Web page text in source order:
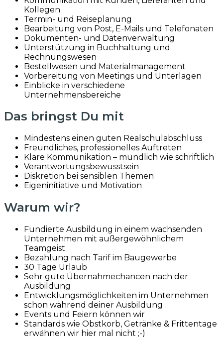
Kollegen
Termin- und Reiseplanung
Bearbeitung von Post, E-Mails und Telefonaten
Dokumenten- und Datenverwaltung
Unterstützung in Buchhaltung und
Rechnungswesen
Bestellwesen und Materialmanagement
Vorbereitung von Meetings und Unterlagen
Einblicke in verschiedene
Unternehmensbereiche
Das bringst Du mit
Mindestens einen guten Realschulabschluss
Freundliches, professionelles Auftreten
Klare Kommunikation – mündlich wie schriftlich
Verantwortungsbewusstsein
Diskretion bei sensiblen Themen
Eigeninitiative und Motivation
Warum wir?
Fundierte Ausbildung in einem wachsenden
Unternehmen mit außergewöhnlichem
Teamgeist
Bezahlung nach Tarif im Baugewerbe
30 Tage Urlaub
Sehr gute Übernahmechancen nach der
Ausbildung
Entwicklungsmöglichkeiten im Unternehmen
schon während deiner Ausbildung
Events und Feiern können wir
Standards wie Obstkorb, Getränke & Frittentage
erwähnen wir hier mal nicht ;-)